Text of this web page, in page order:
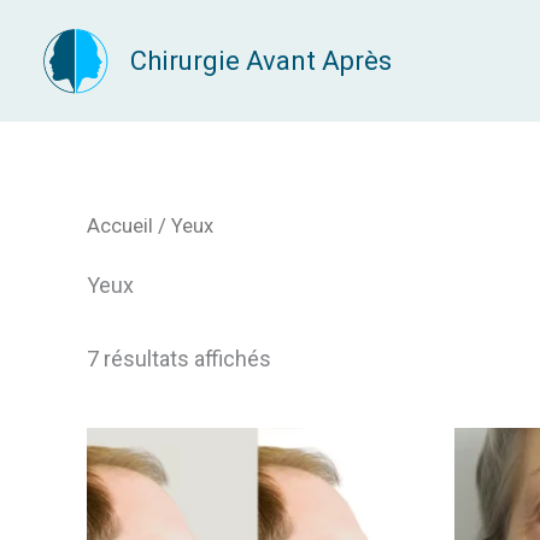
contenu
Chirurgie Avant Après
Accueil / Yeux
Yeux
7 résultats affichés